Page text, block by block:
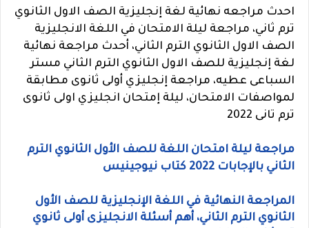
احدث مراجعه نهائية لغة إنجليزية الصف الاول الثانوي
ترم ثاني، مراجعة ليلة الامتحان في اللغة الانجليزية
الصف الاول الثانوي الترم الثاني، أحدث مراجعة نهائية
لغة إنجليزية للصف الاول الثانوي الترم الثاني مستر
السباعى عطيه، مراجعة إنجليزي أولى ثانوى مطابقة
لمواصفات الامتحان، ليلة إمتحان انجليزي اولى ثانوى
ترم تانى 2022
مراجعة ليلة امتحان اللغة للصف الأول الثانوي الترم
الثاني بالإجابات 2022 كتاب نيوجينيس
المراجعة النهائية في اللغة الإنجليزية للصف الأول
الثانوي الترم الثاني، أهم أسئلة الانجليزى أولى ثانوي